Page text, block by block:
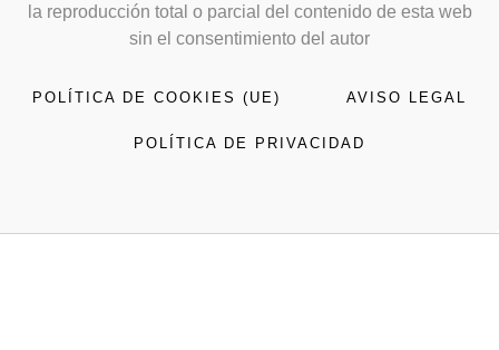
la reproducción total o parcial del contenido de esta web
sin el consentimiento del autor
POLÍTICA DE COOKIES (UE) AVISO LEGAL
POLÍTICA DE PRIVACIDAD